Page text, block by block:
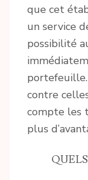
que cet
un service
possibilité
portefeuille.
contre
compte les
plus